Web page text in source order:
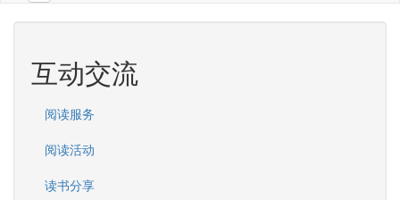
互动交流
阅读服务
阅读活动
读书分享